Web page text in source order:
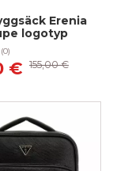
Erenia
logotyp
(0)
€ 155,00 €